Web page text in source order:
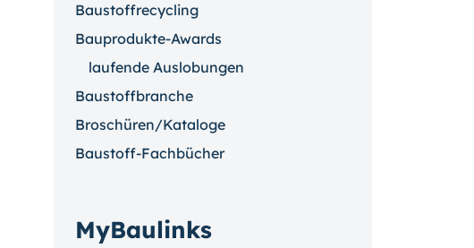
Baustoffrecycling
Bauprodukte-Awards
laufende Auslobungen
Baustoffbranche
Broschüren/Kataloge
Baustoff-Fachbücher
MyBaulinks